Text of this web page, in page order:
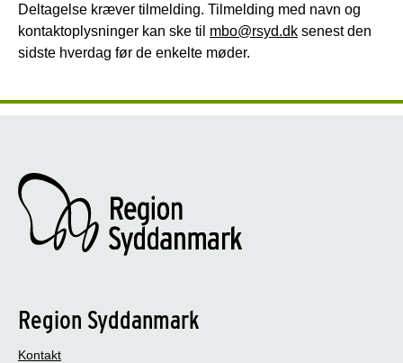
Deltagelse kræver tilmelding. Tilmelding med navn og
kontaktoplysninger kan ske til mbo@rsyd.dk senest den
sidste hverdag før de enkelte møder.
Region Syddanmark
Kontakt